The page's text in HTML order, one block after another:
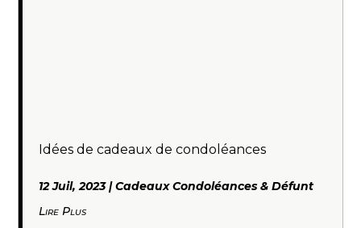
Idées de cadeaux de condoléances
12 Juil, 2023|Cadeaux Condoléances & Défunt
Lire Plus